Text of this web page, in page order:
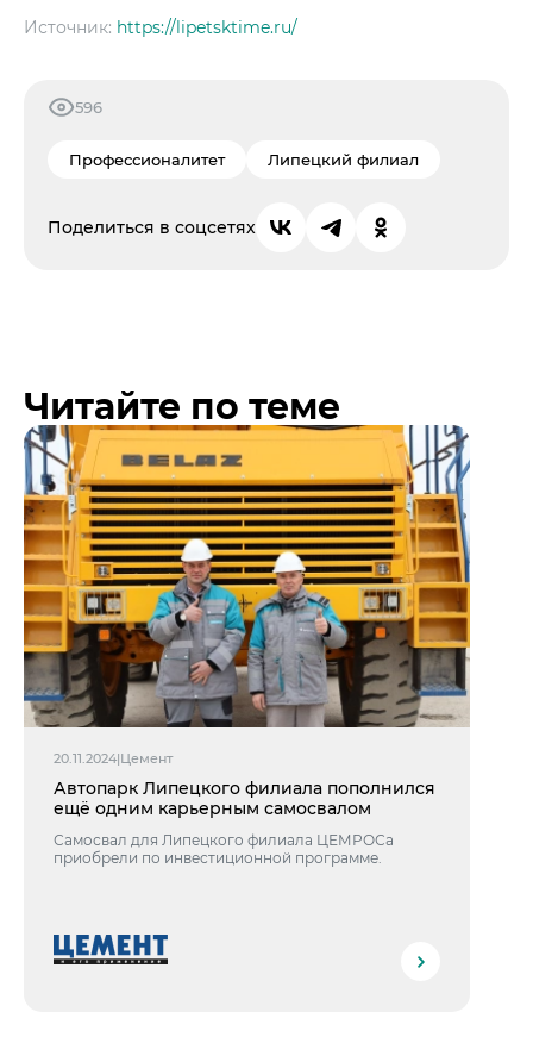
Источник: https://lipetsktime.ru/
596
Профессионалитет Липецкий филиал
Поделиться в соцсетях
Читайте по теме
20.11.2024|Цемент
Автопарк Липецкого филиала пополнился
ещё одним карьерным самосвалом
Самосвал для Липецкого филиала ЦЕМРОСа
приобрели по инвестиционной программе.